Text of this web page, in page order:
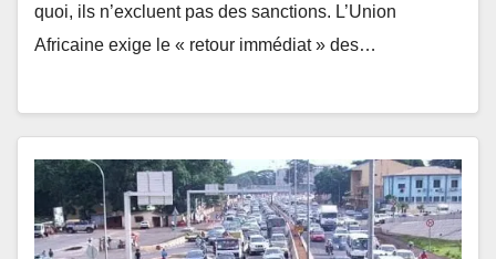
quoi, ils n’excluent pas des sanctions. L’Union
Africaine exige le « retour immédiat » des…